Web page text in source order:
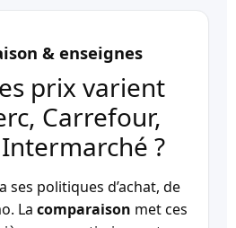
& enseignes
prix varient
Carrefour,
?
ses politiques d’achat, de
La comparaison met ces